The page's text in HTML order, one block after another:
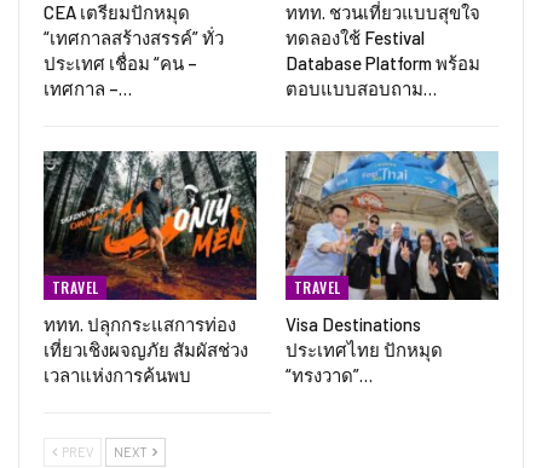
CEA เตรียมปักหมุด
“เทศกาลสร้างสรรค์” ทั่ว
ประเทศ เชื่อม “คน –
เทศกาล –…
ททท. ชวนเที่ยวแบบสุขใจ
ทดลองใช้ Festival
Database Platform พร้อม
ตอบแบบสอบถาม…
TRAVEL
ททท. ปลุกกระแสการท่อง
เที่ยวเชิงผจญภัย สัมผัสช่วง
เวลาแห่งการค้นพบ
TRAVEL
Visa Destinations
ประเทศไทย ปักหมุด
“ทรงวาด”…
PREV NEXT